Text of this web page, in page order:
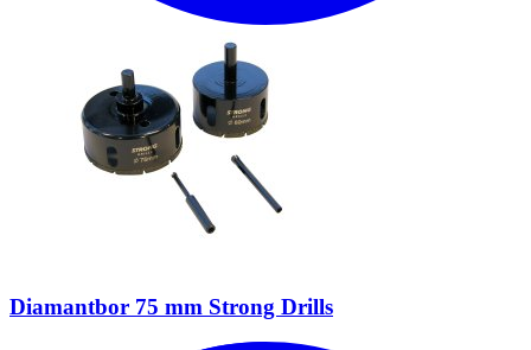
Diamantbor 75 mm Strong Drills